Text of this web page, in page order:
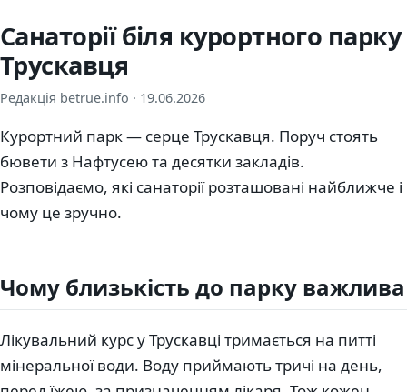
Санаторії біля курортного парку
Трускавця
Редакція betrue.info · 19.06.2026
Курортний парк — серце Трускавця. Поруч стоять
бювети з Нафтусею та десятки закладів.
Розповідаємо, які санаторії розташовані найближче і
чому це зручно.
Чому близькість до парку важлива
Лікувальний курс у Трускавці тримається на питті
мінеральної води. Воду приймають тричі на день,